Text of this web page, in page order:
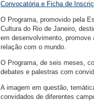
Convocatória e Ficha de
O Programa, promovido pela
Cultura do Rio de Janeiro,
em desenvolvimento,
relação com o mundo.
O Programa, de seis meses,
debates e palestras com
A imagem em questão,
convidados de diferentes